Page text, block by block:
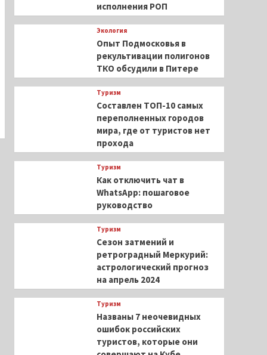
исполнения РОП
Экология
Опыт Подмосковья в
рекультивации полигонов
ТКО обсудили в Питере
Туризм
Составлен ТОП-10 самых
переполненных городов
мира, где от туристов нет
прохода
Туризм
Как отключить чат в
WhatsApp: пошаговое
руководство
Туризм
Сезон затмений и
ретроградный Меркурий:
астрологический прогноз
на апрель 2024
Туризм
Названы 7 неочевидных
ошибок российских
туристов, которые они